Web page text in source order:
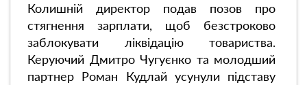
Колишній директор подав позов про
стягнення зарплати, щоб безстроково
заблокувати ліквідацію товариства.
Керуючий Дмитро Чугуєнко та молодший
партнер Роман Кудлай усунули підставу